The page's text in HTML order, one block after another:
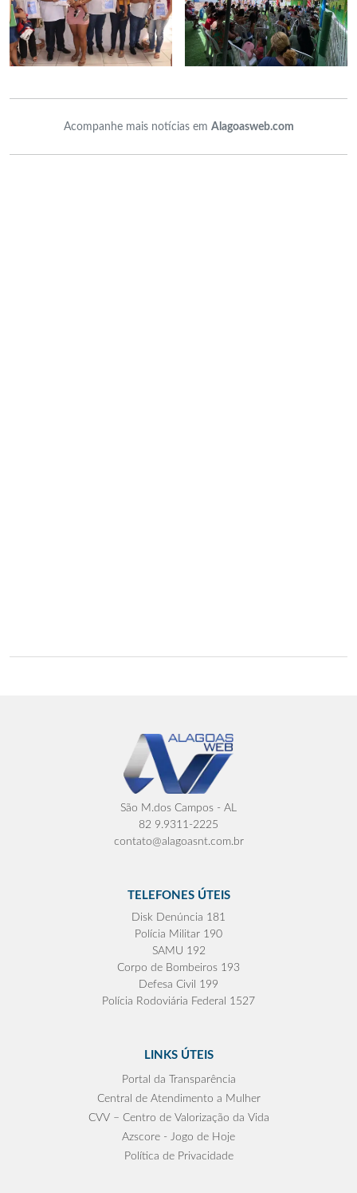
Acompanhe mais notícias em Alagoasweb.com
São M.dos Campos - AL
82 9.9311-2225
contato@alagoasnt.com.br
TELEFONES ÚTEIS
Disk Denúncia 181
Polícia Militar 190
SAMU 192
Corpo de Bombeiros 193
Defesa Civil 199
Polícia Rodoviária Federal 1527
LINKS ÚTEIS
Portal da Transparência
Central de Atendimento a Mulher
CVV – Centro de Valorização da Vida
Azscore - Jogo de Hoje
Política de Privacidade